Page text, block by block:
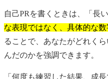
自己PRを書くときは、「長
な表現ではなく、具体的な
ることで、あなたがどれく
んだのかを強調できます。
「何度も練習した結果、成